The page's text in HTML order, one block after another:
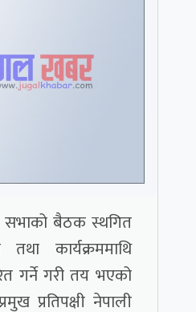
सभाको बैठक स्थगित
कार्यक्रममाथि
गर्ने गरी तय भएको
प्रतिपक्षी नेपाली